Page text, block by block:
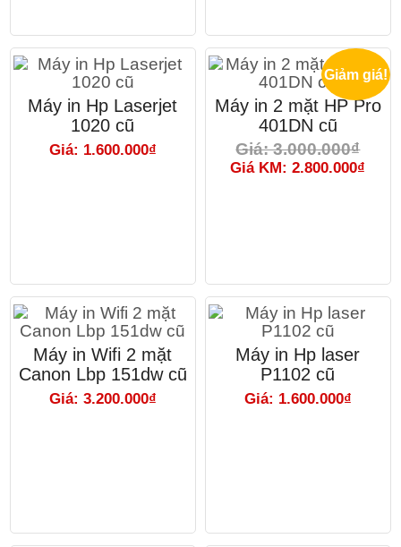
Máy in Hp Laserjet
1020 cũ
Giá: 1.600.000₫
Giảm giá!
Máy in 2 mặt HP Pro
401DN cũ
Giá: 3.000.000₫
Giá KM: 2.800.000₫
Máy in Wifi 2 mặt
Canon Lbp 151dw cũ
Giá: 3.200.000₫
Máy in Hp laser
P1102 cũ
Giá: 1.600.000₫